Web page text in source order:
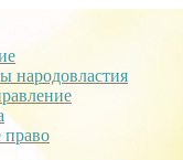
народовластия
право